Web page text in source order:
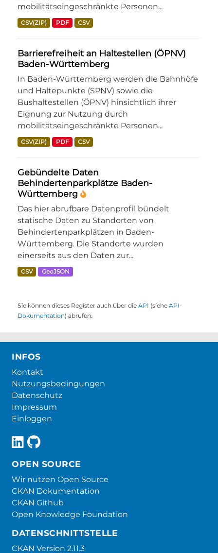
mobilitätseingeschränkte Personen...
CSV(ZIP) PDF CSV
Barrierefreiheit an Haltestellen (ÖPNV)
Baden-Württemberg
In Baden-Württemberg werden die Bahnhöfe
und Haltepunkte (SPNV) sowie die
Bushaltestellen (ÖPNV) hinsichtlich ihrer
Eignung zur Nutzung durch
mobilitätseingeschränkte Personen...
CSV(ZIP) PDF CSV
Gebündelte Daten
Behindertenparkplätze Baden-
Württemberg
Das hier abrufbare Datenprofil bündelt
statische Daten zu Standorten von
Behindertenparkplätzen in Baden-
Württemberg. Die Standorte wurden
einerseits aus den Daten zur...
CSV GeoJSON
Sie können dieses Register auch über die API (siehe API-
Dokumentation) abrufen.
INFOS
Kontakt
Nutzungsbedingungen
Datenschutz
Impressum
Einloggen
OPEN SOURCE
Wir nutzen Open Source
CKAN Dokumentation
CKAN Github
Open Knowledge Foundation
DATENSCHNITTSTELLE
CKAN Version 2.11.3